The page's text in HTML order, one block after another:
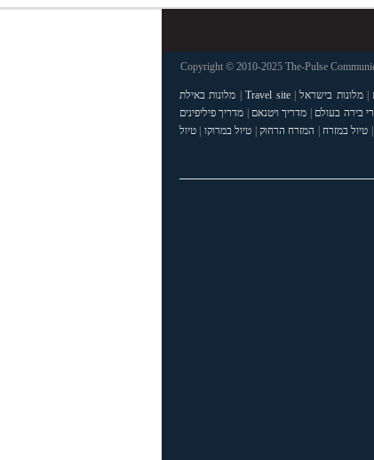
Copyright © 2010-2025 The-Pulse
|מלונות בישראל|
Travel site
| מלונות באילת
בירה בעולם | מדריך ויטנאם | מדריך פיליפינים
טיול במזרח | המזרח הרחוק | טיול במרוקו | טיול